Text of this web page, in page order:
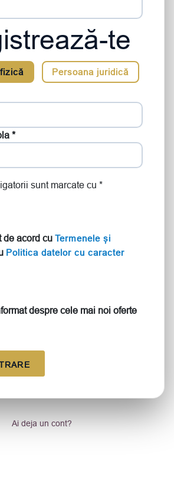
te
Persoana juridică
*
sunt marcate cu *
de acord cu Termenele și
Politica datelor cu caracter
despre cele mai noi oferte
Ai deja un cont?